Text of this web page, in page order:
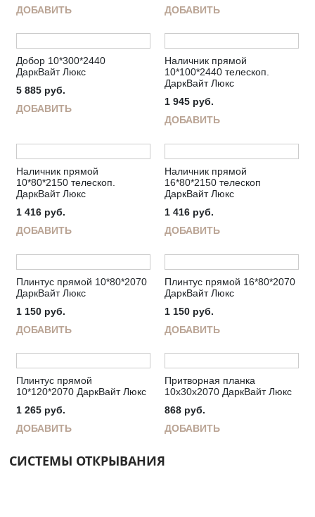
ДОБАВИТЬ
ДОБАВИТЬ
Добор 10*300*2440
ДаркВайт Люкс
5 885 руб.
ДОБАВИТЬ
Наличник прямой
10*100*2440 телескоп.
ДаркВайт Люкс
1 945 руб.
ДОБАВИТЬ
Наличник прямой
10*80*2150 телескоп.
ДаркВайт Люкс
1 416 руб.
ДОБАВИТЬ
Наличник прямой
16*80*2150 телескоп
ДаркВайт Люкс
1 416 руб.
ДОБАВИТЬ
Плинтус прямой 10*80*2070
ДаркВайт Люкс
1 150 руб.
ДОБАВИТЬ
Плинтус прямой 16*80*2070
ДаркВайт Люкс
1 150 руб.
ДОБАВИТЬ
Плинтус прямой
10*120*2070 ДаркВайт Люкс
1 265 руб.
ДОБАВИТЬ
Притворная планка
10х30х2070 ДаркВайт Люкс
868 руб.
ДОБАВИТЬ
СИСТЕМЫ ОТКРЫВАНИЯ